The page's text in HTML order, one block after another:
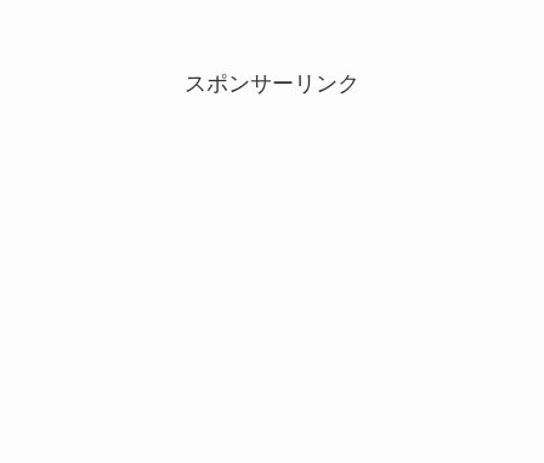
スポンサーリンク